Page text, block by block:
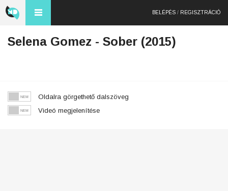
BELÉPÉS / REGISZTRÁCIÓ
Selena Gomez - Sober (2015)
Oldalra görgethető dalszöveg
Videó megjelenítése